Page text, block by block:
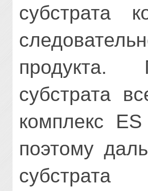
субстрата
продук­та.
субстрата
комплекс
поэтому
субстрата